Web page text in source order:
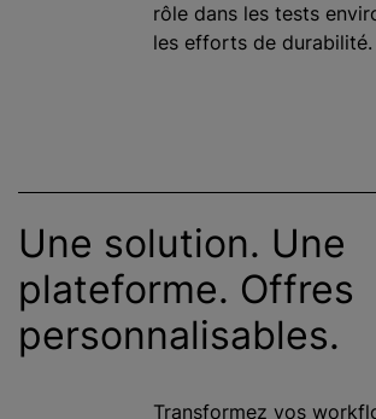
rôle dans les tests
les efforts de durabilité.
Une solution. Une
plateforme. Offres
personnalisables.
Transformez vos